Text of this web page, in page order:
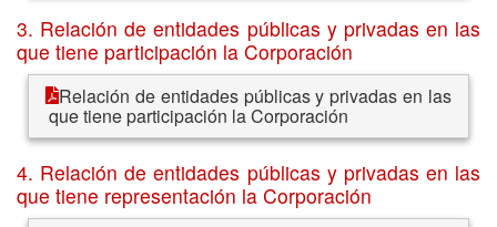
3. Relación de entidades públicas y privadas en las
que tiene participación la Corporación
Relación de entidades públicas y privadas en las
que tiene participación la Corporación
4. Relación de entidades públicas y privadas en las
que tiene representación la Corporación